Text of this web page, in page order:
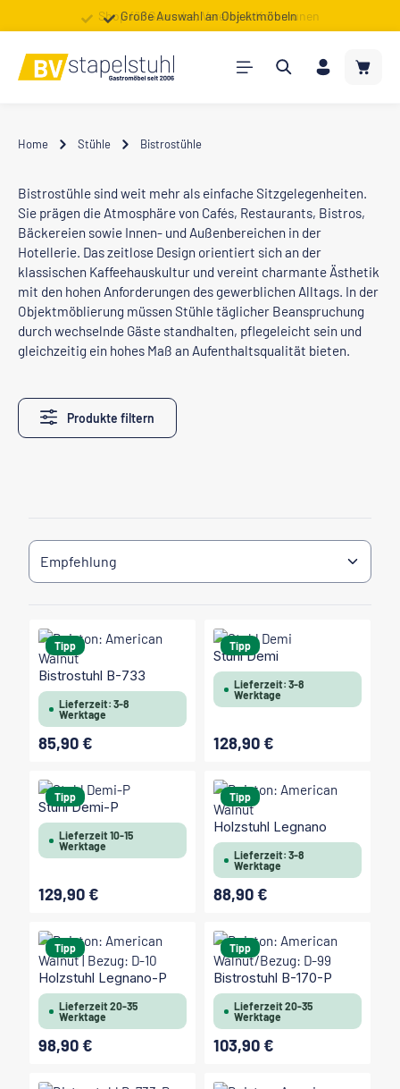
Zum Hauptinhalt springenGroße Auswahl an Objektmöbeln
Shop für Gewerbe, Vereine & Kommunen
Home Stühle Bistrostühle
Bistrostühle sind weit mehr als einfache Sitzgelegenheiten.
Sie prägen die Atmosphäre von Cafés, Restaurants, Bistros,
Bäckereien sowie Innen- und Außenbereichen in der
Hotellerie. Das zeitlose Design orientiert sich an der
klassischen Kaffeehauskultur und vereint charmante Ästhetik
mit den hohen Anforderungen des gewerblichen Alltags. In der
Objektmöblierung müssen Stühle täglicher Beanspruchung
durch wechselnde Gäste standhalten, pflegeleicht sein und
gleichzeitig ein hohes Maß an Aufenthaltsqualität bieten.
Produkte filtern
Tipp
Bistrostuhl B-733
Lieferzeit: 3-8
Werktage
Regulärer Preis:
85,90 €
Tipp
Stuhl Demi
Lieferzeit: 3-8
Werktage
Regulärer Preis:
128,90 €
Tipp
Stuhl Demi-P
Lieferzeit 10-15
Werktage
Regulärer Preis:
129,90 €
Tipp
Holzstuhl Legnano
Lieferzeit: 3-8
Werktage
Regulärer Preis:
88,90 €
Tipp
Holzstuhl Legnano-P
Lieferzeit 20-35
Werktage
Regulärer Preis:
98,90 €
Tipp
Bistrostuhl B-170-P
Lieferzeit 20-35
Werktage
Regulärer Preis:
103,90 €